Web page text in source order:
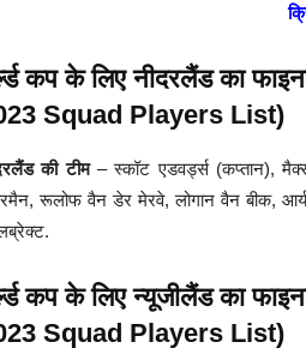
कप के लिए नीदरलैंड का
Squad Players List)
की टीम– स्कॉट एडवर्ड्स (कप्तान),
रूलोफ वैन डेर मेरवे, लोगान वैन बीक,
कप के लिए न्यूजीलैंड का
Squad Players List)